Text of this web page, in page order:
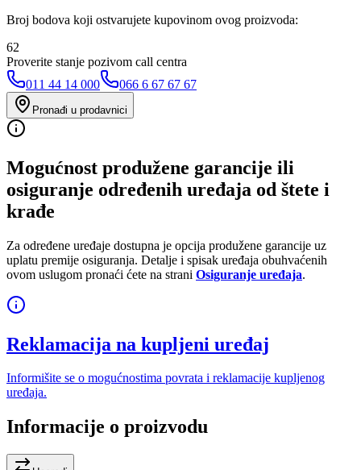
Broj bodova koji ostvarujete kupovinom ovog proizvoda:
62
Proverite stanje pozivom call centra
011 44 14 000
066 6 67 67 67
Pronađi u prodavnici
Mogućnost produžene garancije ili
osiguranje određenih uređaja od štete i
krađe
Za određene uređaje dostupna je opcija produžene garancije uz
uplatu premije osiguranja. Detalje i spisak uređaja obuhvaćenih
ovom uslugom pronaći ćete na strani Osiguranje uređaja.
Reklamacija na kupljeni uređaj
Informišite se o mogućnostima povrata i reklamacije kupljenog
uređaja.
Informacije o proizvodu